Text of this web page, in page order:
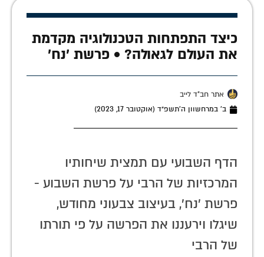
כיצד התפתחות הטכנולוגיה מקדמת
את העולם לגאולה? • פרשת 'נח'
אתר חב"ד לייב
ב׳ במרחשוון ה׳תשפ״ד (אוקטובר 17, 2023)
הדף השבועי עם תמצית שיחותיו
המרכזיות של הרבי על פרשת השבוע -
פרשת 'נח', בעיצוב צבעוני מחודש,
שיגלו וירעננו את הפרשה על פי תורתו
של הרבי